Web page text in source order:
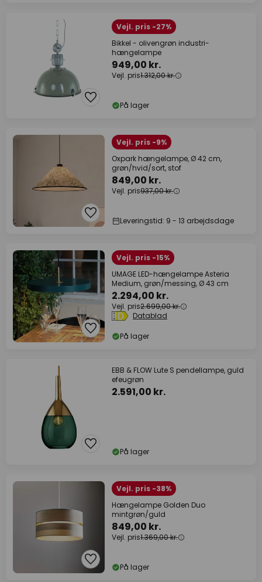
Vejl. pris -27%
Bikkel - olivengrøn industri-
hængelampe
949,00 kr.
Vejl. pris1.312,00 kr.
På lager
Vejl. pris -9%
Oxpark hængelampe, Ø 42 cm,
grøn/hvid/sort, stof
849,00 kr.
Vejl. pris937,00 kr.
Leveringstid: 9 - 13 arbejdsdage
Vejl. pris -15%
UMAGE LED-hængelampe Asteria
Medium, grøn/messing, Ø 43 cm
2.294,00 kr.
Vejl. pris2.699,00 kr.
Datablad
På lager
EBB & FLOW Lute S pendellampe, guld
efeugrøn
2.591,00 kr.
På lager
Vejl. pris -38%
Hængelampe Golden Duo
mintgrøn/guld
849,00 kr.
Vejl. pris1.369,00 kr.
På lager